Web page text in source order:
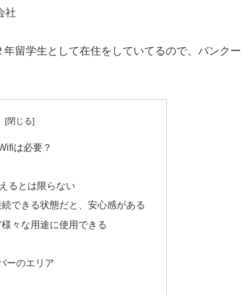
社
留学生として在住をしていてるので、バンクー
は必要？
るとは限らない
できる状態だと、安心感がある
々な用途に使用できる
ーのエリア